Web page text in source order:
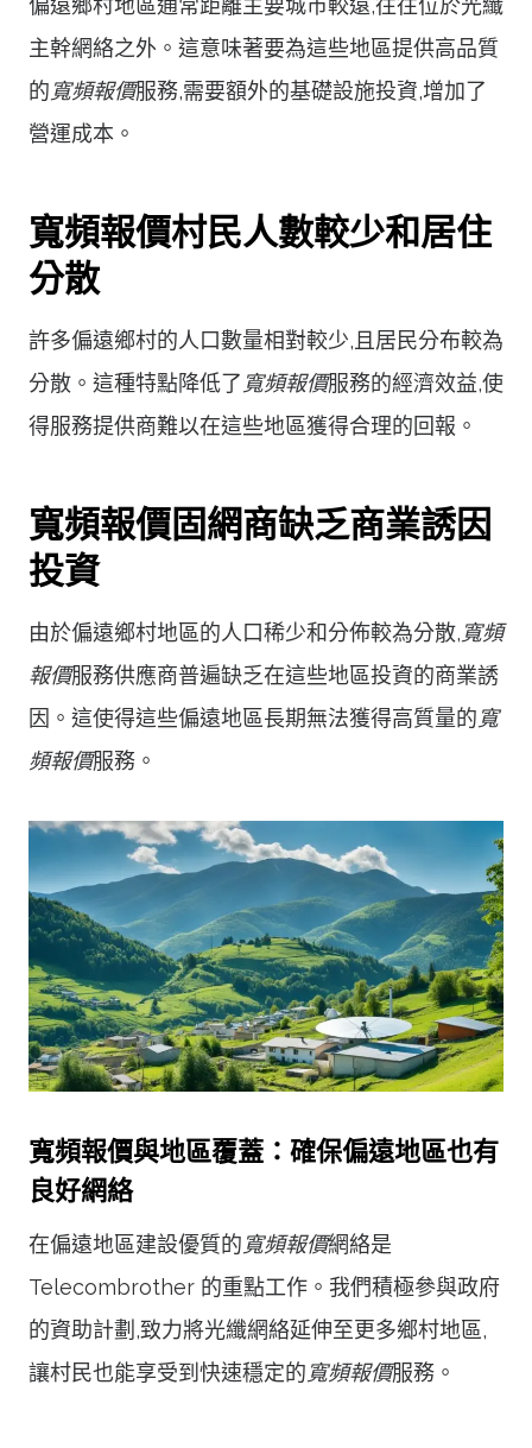
主幹網絡之外。這意味著要為這些地區提供高品質
的 寬頻報價服務,需要額外的基礎設施投資,增加了
營運成本。
寬頻報價村民人數較少和居住
分散
許多偏遠鄉村的人口數量相對較少,且居民分布較為
分散。這種特點降低了 寬頻報價服務的經濟效益,使
得服務提供商難以在這些地區獲得合理的回報。
寬頻報價固網商缺乏商業誘因
投資
由於偏遠鄉村地區的人口稀少和分佈較為分散, 寬頻
報價服務供應商普遍缺乏在這些地區投資的商業誘
因。這使得這些偏遠地區長期無法獲得高質量的 寬
頻報價服務。
寬頻報價與地區覆蓋：確保偏遠地區也有
良好網絡
在偏遠地區建設優質的 寬頻報價網絡是
Telecombrother 的重點工作。我們積極參與政府
的資助計劃,致力將光纖網絡延伸至更多鄉村地區,
讓村民也能享受到快速穩定的 寬頻報價服務。